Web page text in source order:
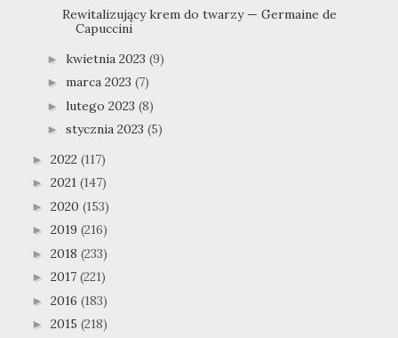
Rewitalizujący krem do twarzy — Germaine de
Capuccini
► kwietnia 2023 (9)
► marca 2023 (7)
► lutego 2023 (8)
► stycznia 2023 (5)
► 2022 (117)
► 2021 (147)
► 2020 (153)
► 2019 (216)
► 2018 (233)
► 2017 (221)
► 2016 (183)
► 2015 (218)